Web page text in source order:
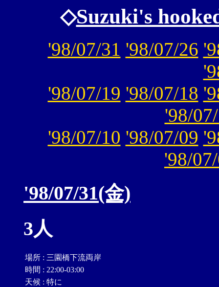
◇Suzuki's
'98/07/31 '98/07/26
'98/07/19 '98/07/18
'98/
'98/07/10 '98/07/09
'98/
'98/07/31(金)
3人
場所 : 三園橋下流両岸
時間 : 22:00-03:00
天候 : 特に